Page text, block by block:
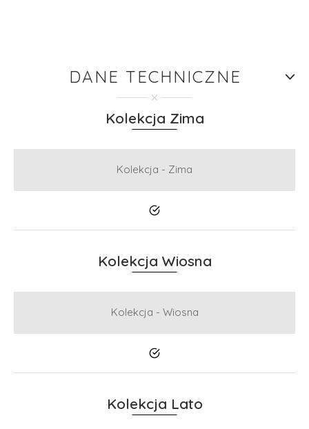
DANE TECHNICZNE
Kolekcja Zima
Kolekcja - Zima
Tak
Kolekcja Wiosna
Kolekcja - Wiosna
Tak
Kolekcja Lato